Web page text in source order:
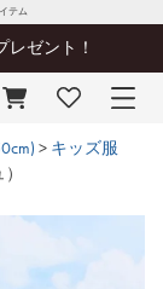
テム
ゼント！
キッズ服